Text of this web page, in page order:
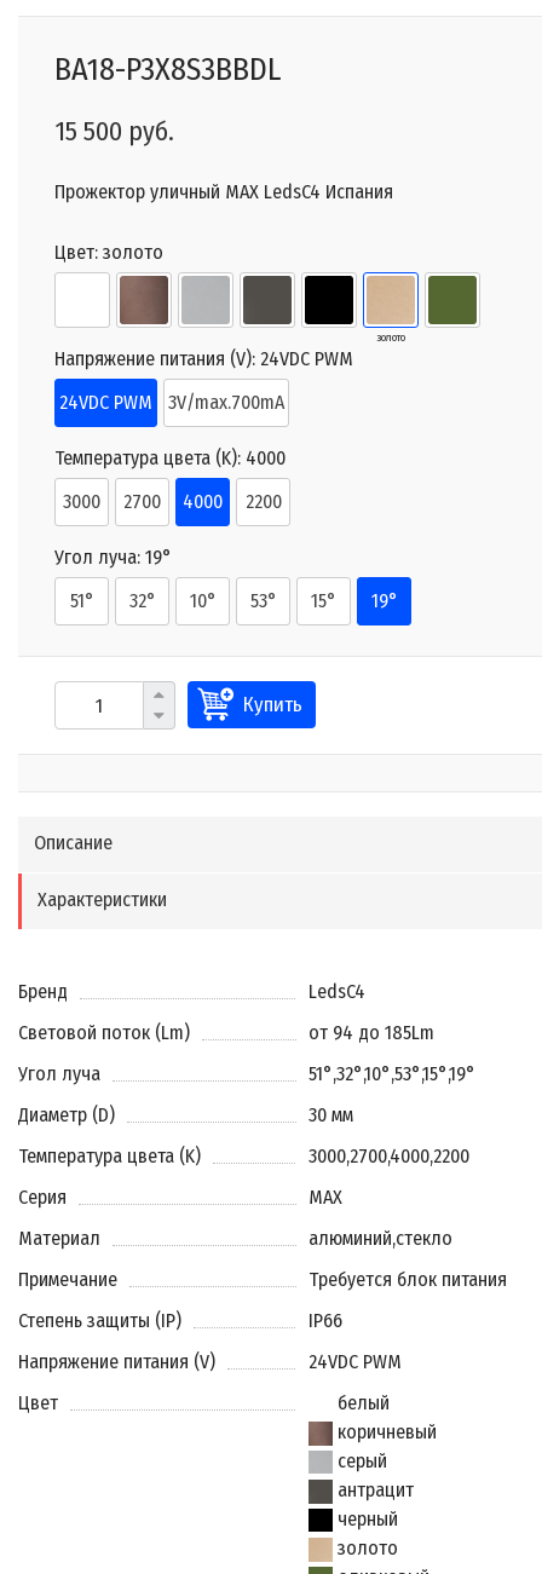
BA18-P3X8S3BBDL
15 500 руб.
Прожектор уличный MAX LedsC4 Испания
Цвет: золото
золото
Напряжение питания (V): 24VDC PWM
24VDC PWM
3V/max.700mA
Температура цвета (K): 4000
3000
2700 4000 2200
Угол луча: 19°
51°
32° 10° 53° 15° 19°
Купить
Описание
Характеристики
Бренд
LedsC4
Световой поток (Lm)
от 94 до 185Lm
Угол луча
51°,32°10°,53°15°19°
Диаметр (D)
30 мм
Температура цвета (K)
3000,2700,4000,2200
Серия
MAX
Материал
алюминий,стекло
Примечание
Требуется блок питания
Степень защиты (IP)
IP66
Напряжение питания (V)
24VDC PWM
Цвет
белый
коричневый
серый
антрацит
черный
золото